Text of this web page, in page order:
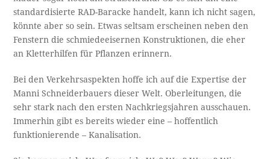
standardisierte RAD-Baracke handelt, kann ich nicht sagen,
könnte aber so sein. Etwas seltsam erscheinen neben den
Fenstern die schmiedeeisernen Konstruktionen, die eher
an Kletterhilfen für Pflanzen erinnern.
Bei den Verkehrsaspekten hoffe ich auf die Expertise der
Manni Schneiderbauers dieser Welt. Oberleitungen, die
sehr stark nach den ersten Nachkriegsjahren ausschauen.
Immerhin gibt es bereits wieder eine – hoffentlich
funktionierende – Kanalisation.